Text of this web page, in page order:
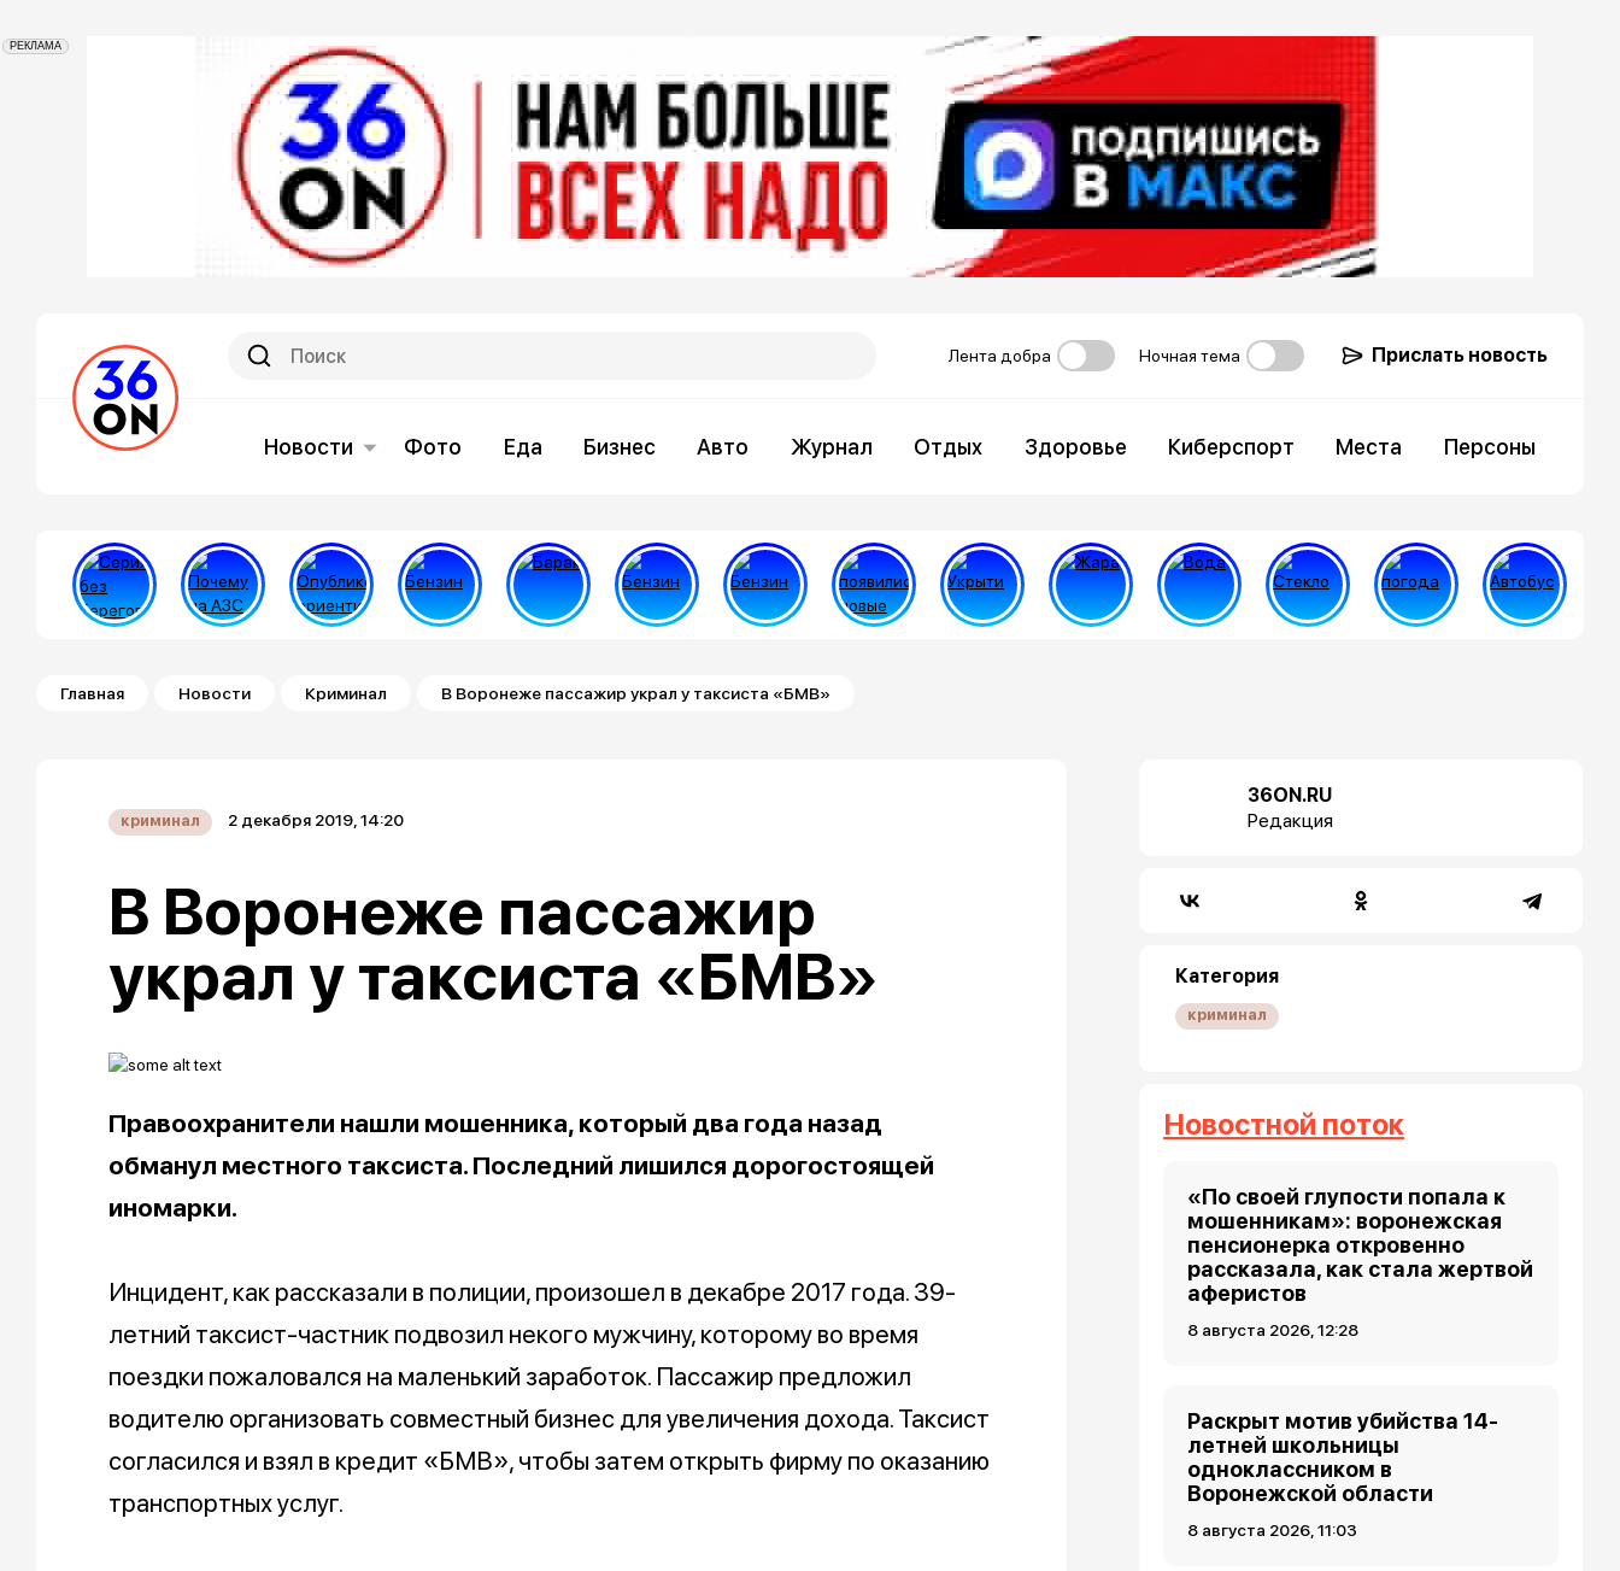
РЕКЛАМА
Лента добра Ночная тема Прислать новость
Новости Фото Еда Бизнес Авто Журнал Отдых Здоровье Киберспорт Места Персоны
Строка навигации
Главная Новости Криминал В Воронеже пассажир украл у таксиста «БМВ»
криминал 2 декабря 2019, 14:20
В Воронеже пассажир
украл у таксиста «БМВ»
Правоохранители нашли мошенника, который два года назад
обманул местного таксиста. Последний лишился дорогостоящей
иномарки.
Инцидент, как рассказали в полиции, произошел в декабре 2017 года. 39-
летний таксист-частник подвозил некого мужчину, которому во время
поездки пожаловался на маленький заработок. Пассажир предложил
водителю организовать совместный бизнес для увеличения дохода. Таксист
согласился и взял в кредит «БМВ», чтобы затем открыть фирму по оказанию
транспортных услуг.
36ON.RU
Редакция
Категория
криминал
Новостной поток
«По своей глупости попала к
мошенникам»: воронежская
пенсионерка откровенно
рассказала, как стала жертвой
аферистов
8 августа 2026, 12:28
Раскрыт мотив убийства 14-
летней школьницы
одноклассником в
Воронежской области
8 августа 2026, 11:03